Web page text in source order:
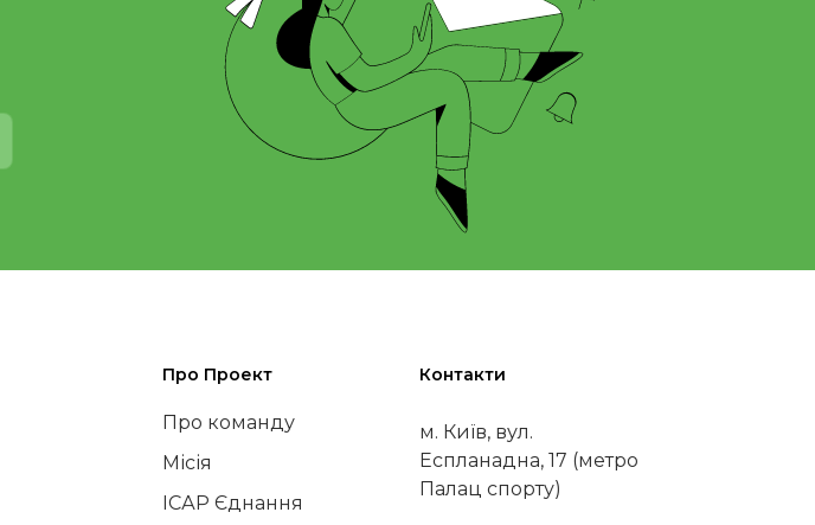
Про Проект
Про команду
Місія
ІСАР Єднання
Контакти
м. Київ, вул.
Еспланадна, 17 (метро
Палац спорту)